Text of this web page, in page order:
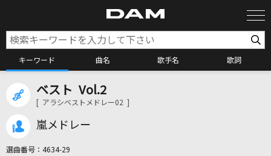
キーワード 曲名 歌手名 歌詞
ベスト Vol.2
[ アラシベストメドレー02 ]
嵐メドレー
選曲番号： 4634-29